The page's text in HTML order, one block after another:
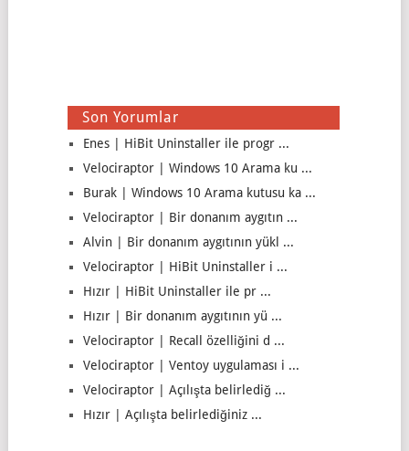
Son Yorumlar
Enes | HiBit Uninstaller ile progr ...
Velociraptor | Windows 10 Arama ku ...
Burak | Windows 10 Arama kutusu ka ...
Velociraptor | Bir donanım aygıtın ...
Alvin | Bir donanım aygıtının yükl ...
Velociraptor | HiBit Uninstaller i ...
Hızır | HiBit Uninstaller ile pr ...
Hızır | Bir donanım aygıtının yü ...
Velociraptor | Recall özelliğini d ...
Velociraptor | Ventoy uygulaması i ...
Velociraptor | Açılışta belirlediğ ...
Hızır | Açılışta belirlediğiniz ...